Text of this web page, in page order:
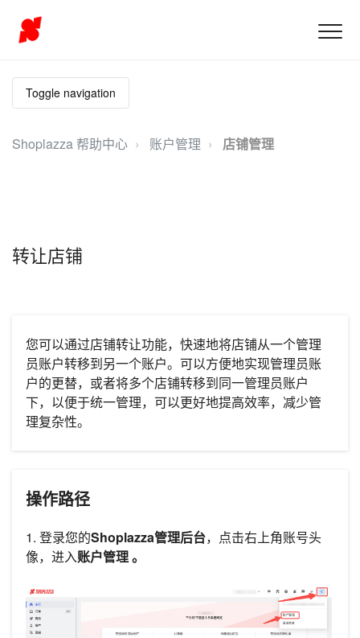
Toggle navigation
Shoplazza 帮助中心 账户管理 店铺管理
转让店铺
您可以通过店铺转让功能，快速地将店铺从一个管理
员账户转移到另一个账户。可以方便地实现管理员账
户的更替，或者将多个店铺转移到同一管理员账户
下，以便于统一管理，可以更好地提高效率，减少管
理复杂性。
操作路径
1. 登录您的Shoplazza管理后台，点击右上角账号头
像，进入账户管理。